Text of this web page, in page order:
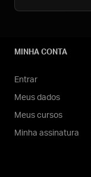
MINHA CONTA
Entrar
Meus dados
Meus cursos
Minha assinatura